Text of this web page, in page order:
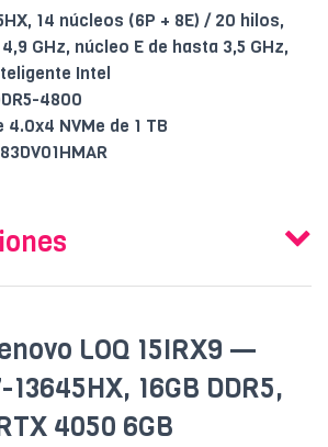
14 núcleos (6P + 8E) / 20 hilos,
GHz, núcleo E de hasta 3,5 GHz,
Intel
4800
4.0x4 NVMe de 1 TB
LOQ 15IRX9 —
16GB DDR5,
4050 6GB